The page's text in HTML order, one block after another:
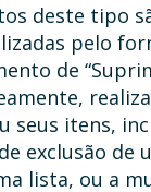
deste tipo
pelo
de
seus itens,
exclusão de
lista, ou a